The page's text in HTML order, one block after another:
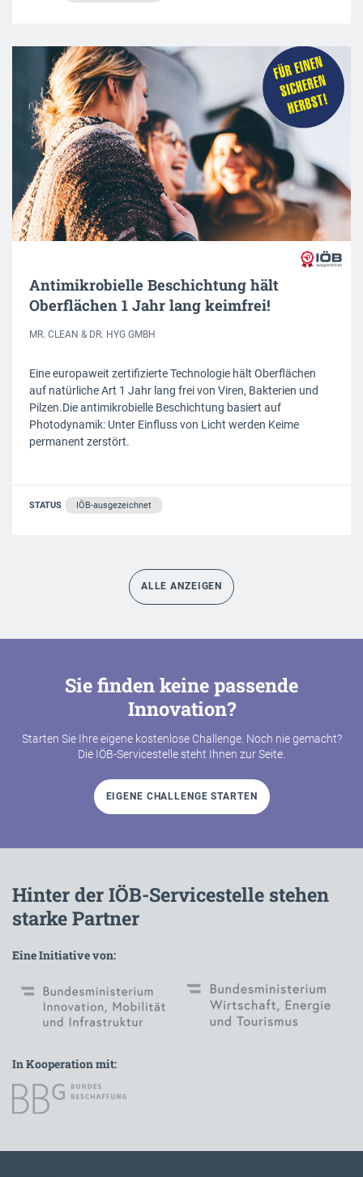
Antimikrobielle Beschichtung hält
Oberflächen 1 Jahr lang keimfrei!
MR. CLEAN & DR. HYG GMBH
Eine europaweit zertifizierte Technologie hält Oberflächen
auf natürliche Art 1 Jahr lang frei von Viren, Bakterien und
Pilzen.Die antimikrobielle Beschichtung basiert auf
Photodynamik: Unter Einfluss von Licht werden Keime
permanent zerstört.
STATUS IÖB-ausgezeichnet
ALLE ANZEIGEN
Sie finden keine passende
Innovation?
Starten Sie Ihre eigene kostenlose Challenge. Noch nie gemacht?
Die IÖB-Servicestelle steht Ihnen zur Seite.
EIGENE CHALLENGE STARTEN
Hinter der IÖB-Servicestelle stehen
starke Partner
Eine Initiative von:
In Kooperation mit: